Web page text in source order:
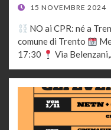
POSTED15 NOVEMBRE 2024
NO ai CPR: né a
comune di Trento
17:30
Via